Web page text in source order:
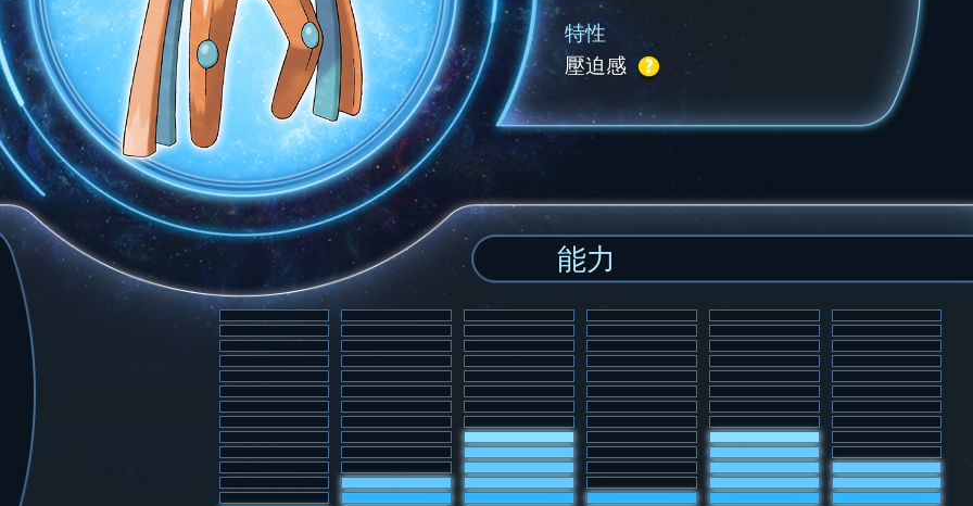
特性
壓迫感
能力